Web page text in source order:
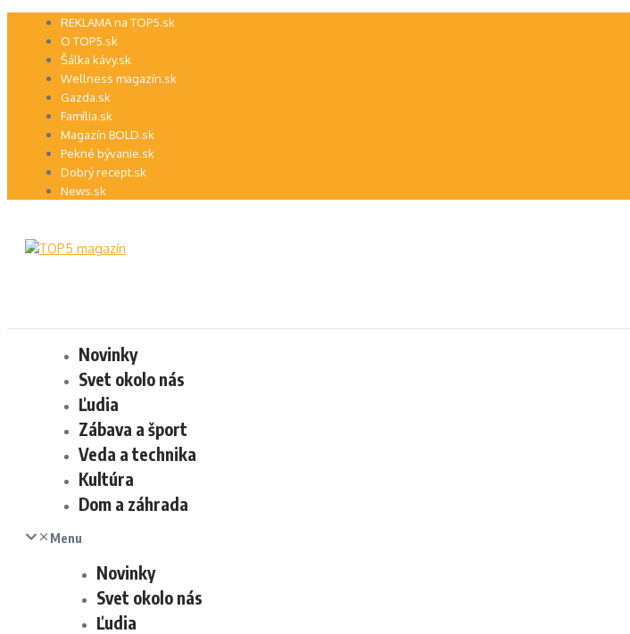
Preskočiť REKLAMA na TOP5.sk
O TOP5.sk
Šálka kávy.sk
Wellness magazín.sk
Gazda.sk
Família.sk
Magazín BOLD.sk
Pekné bývanie.sk
Dobrý recept.sk
News.sk
Novinky
Svet okolo nás
Ľudia
Zábava a šport
Veda a technika
Kultúra
Dom a záhrada
Menu
Novinky
Svet okolo nás
Ľudia